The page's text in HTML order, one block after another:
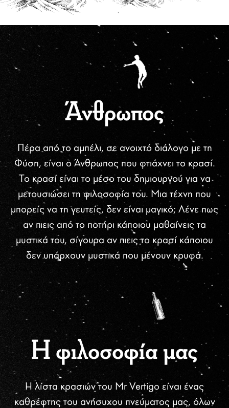
Άνθρωπος
Πέρα από το αμπέλι, σε ανοιχτό διάλογο με τη
Φύση, είναι ο Άνθρωπος που φτιάχνει το κρασί.
Το κρασί είναι το μέσο του δημιουργού για να
μετουσιώσει τη φιλοσοφία του. Μια τέχνη που
μπορείς να τη γευτείς, δεν είναι μαγικό; Λένε πως
αν πιεις από το ποτήρι κάποιου μαθαίνεις τα
μυστικά του, σίγουρα αν πιεις το κρασί κάποιου
δεν υπάρχουν μυστικά που μένουν κρυφά.
Η φιλοσοφία μας
Η λίστα κρασιών του Mr Vertigo είναι ένας
καθρέφτης του ανήσυχου πνεύματος μας, όλων